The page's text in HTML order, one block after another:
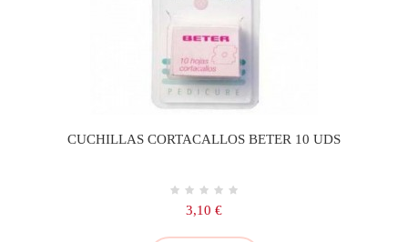
CUCHILLAS CORTACALLOS BETER 10 UDS
Precio
3,10 €